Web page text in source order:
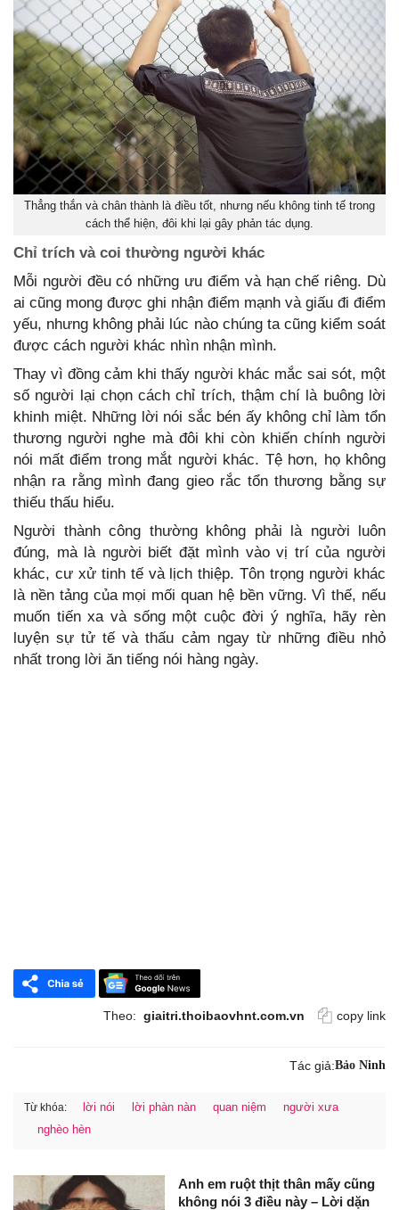
Thẳng thắn và chân thành là điều tốt, nhưng nếu không tinh tế trong
cách thể hiện, đôi khi lại gây phản tác dụng.
Chỉ trích và coi thường người khác
Mỗi người đều có những ưu điểm và hạn chế riêng. Dù
ai cũng mong được ghi nhận điểm mạnh và giấu đi điểm
yếu, nhưng không phải lúc nào chúng ta cũng kiểm soát
được cách người khác nhìn nhận mình.
Thay vì đồng cảm khi thấy người khác mắc sai sót, một
số người lại chọn cách chỉ trích, thậm chí là buông lời
khinh miệt. Những lời nói sắc bén ấy không chỉ làm tổn
thương người nghe mà đôi khi còn khiến chính người
nói mất điểm trong mắt người khác. Tệ hơn, họ không
nhận ra rằng mình đang gieo rắc tổn thương bằng sự
thiếu thấu hiểu.
Người thành công thường không phải là người luôn
đúng, mà là người biết đặt mình vào vị trí của người
khác, cư xử tinh tế và lịch thiệp. Tôn trọng người khác
là nền tảng của mọi mối quan hệ bền vững. Vì thế, nếu
muốn tiến xa và sống một cuộc đời ý nghĩa, hãy rèn
luyện sự tử tế và thấu cảm ngay từ những điều nhỏ
nhất trong lời ăn tiếng nói hàng ngày.
Theo: giaitri.thoibaovhnt.com.vn copy link
Tác giả:Bảo Ninh
Từ khóa: lời nói lời phàn nàn quan niệm
người xưa
nghèo hèn
Anh em ruột thịt thân mấy cũng
không nói 3 điều này – Lời dặn